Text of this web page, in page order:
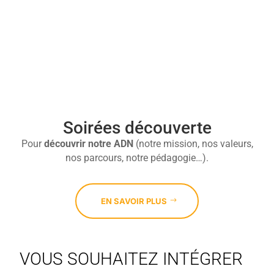
Soirées découverte
Pourdécouvrir notre ADN(notre mission, nos valeurs,
nos parcours, notre pédagogie…).
EN SAVOIR PLUS
VOUS SOUHAITEZ INTÉGRER